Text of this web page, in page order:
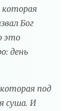
Бог
это
день
которая под
суша. И